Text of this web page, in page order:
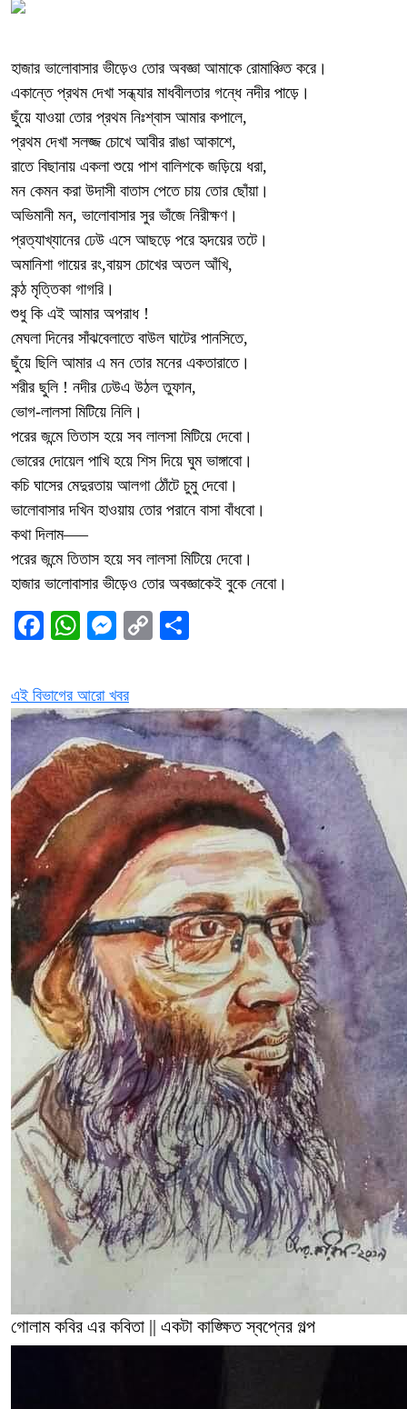
হাজার ভালোবাসার ভীড়েও তোর অবজ্ঞা আমাকে রোমাঞ্চিত করে।
একান্তে প্রথম দেখা সন্ধ্যার মাধবীলতার গন্ধে নদীর পাড়ে।
ছুঁয়ে যাওয়া তোর প্রথম নিঃশ্বাস আমার কপালে,
প্রথম দেখা সলজ্জ চোখে আবীর রাঙা আকাশে,
রাতে বিছানায় একলা শুয়ে পাশ বালিশকে জড়িয়ে ধরা,
মন কেমন করা উদাসী বাতাস পেতে চায় তোর ছোঁয়া।
অভিমানী মন, ভালোবাসার সুর ভাঁজে নিরীক্ষণ।
প্রত্যাখ্যানের ঢেউ এসে আছড়ে পরে হৃদয়ের তটে।
অমানিশা গায়ের রং,বায়স চোখের অতল আঁখি,
কন্ঠ মৃত্তিকা গাগরি।
শুধু কি এই আমার অপরাধ !
মেঘলা দিনের সাঁঝবেলাতে বাউল ঘাটের পানসিতে,
ছুঁয়ে ছিলি আমার এ মন তোর মনের একতারাতে।
শরীর ছুলি ! নদীর ঢেউএ উঠল তুফান,
ভোগ-লালসা মিটিয়ে নিলি।
পরের জন্মে তিতাস হয়ে সব লালসা মিটিয়ে দেবো।
ভোরের দোয়েল পাখি হয়ে শিস দিয়ে ঘুম ভাঙ্গাবো।
কচি ঘাসের মেদুরতায় আলগা ঠোঁটে চুমু দেবো।
ভালোবাসার দখিন হাওয়ায় তোর পরানে বাসা বাঁধবো।
কথা দিলাম—–
পরের জন্মে তিতাস হয়ে সব লালসা মিটিয়ে দেবো।
হাজার ভালোবাসার ভীড়েও তোর অবজ্ঞাকেই বুকে নেবো।
Facebook
WhatsApp
Messenger
Copy
এই বিভাগের আরো খবর
গোলাম কবির এর কবিতা || একটা কাঙ্ক্ষিত স্বপ্নের গল্প